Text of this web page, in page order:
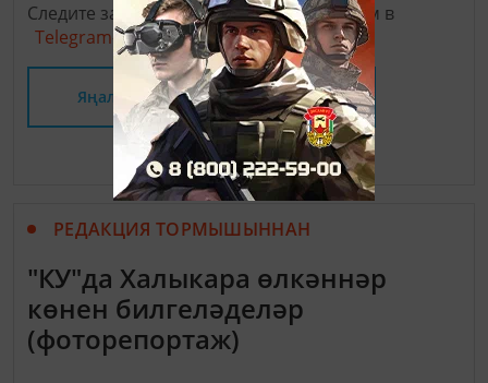
Следите за самым важным и интересным в
Telegram-канале Татмедиа
Яңалыклар битенә керегез
РЕДАКЦИЯ ТОРМЫШЫННАН
"КУ"да Халыкара өлкәннәр
көнен билгеләделәр
(фоторепортаж)